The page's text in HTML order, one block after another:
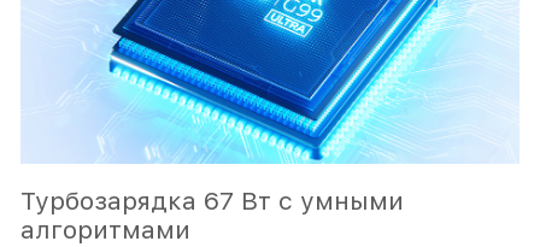
Турбозарядка 67 Вт с умными
алгоритмами